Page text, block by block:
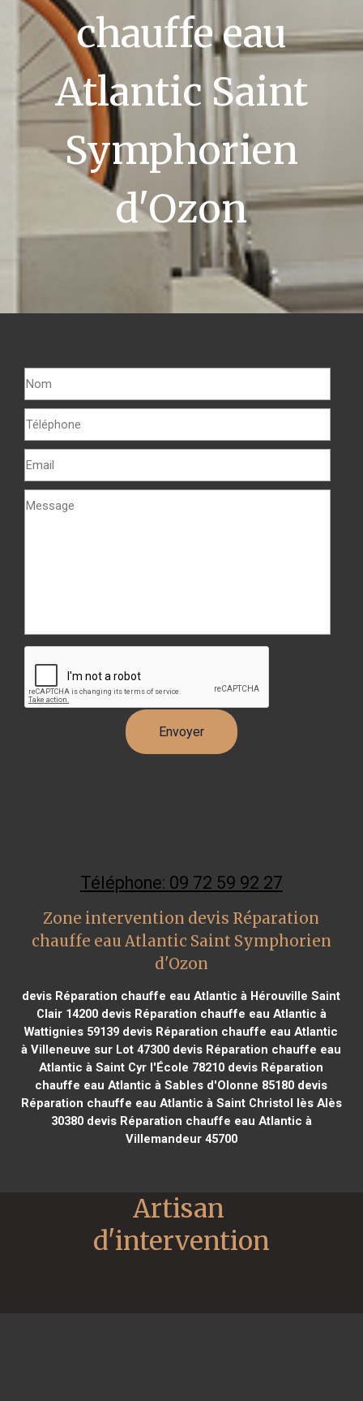
chauffe eau
Atlantic Saint
Symphorien
d'Ozon
Téléphone: 09 72 59 92 27
Zone intervention devis Réparation
chauffe eau Atlantic Saint Symphorien
d'Ozon
devis Réparation chauffe eau Atlantic à Hérouville Saint
Clair 14200devis Réparation chauffe eau Atlantic à
Wattignies 59139 devis Réparation chauffe eau Atlantic
à Villeneuve sur Lot 47300 devis Réparation chauffe eau
Atlantic à Saint Cyr l'École 78210 devis Réparation
chauffe eau Atlantic à Sables d'Olonne 85180 devis
Réparation chauffe eau Atlantic à Saint Christol lès Alès
30380devis Réparation chauffe eau Atlantic à
Villemandeur 45700
Artisan
d'intervention